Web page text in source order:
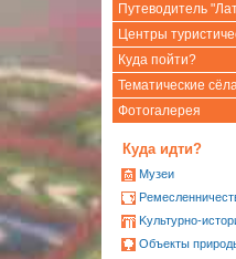
Путеводитель
Центры
Куда пойти?
Тематические
Фотогалерея
Куда идти?
Mузеи
Kультурно-
Oбъекты